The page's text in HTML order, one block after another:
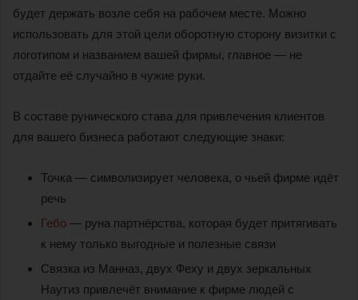
будет держать возле себя на рабочем месте. Можно
использовать для этой цели оборотную сторону визитки с
логотипом и названием вашей фирмы, главное — не
отдайте её случайно в чужие руки.
В составе рунического става для привлечения клиентов
для вашего бизнеса работают следующие знаки:
Точка — символизирует человека, о чьей фирме идёт
речь
Гебо — руна партнёрства, которая будет притягивать
к нему только выгодные и полезные связи
Связка из Манназ, двух Феху и двух зеркальных
Наутиз привлечёт внимание к фирме людей с